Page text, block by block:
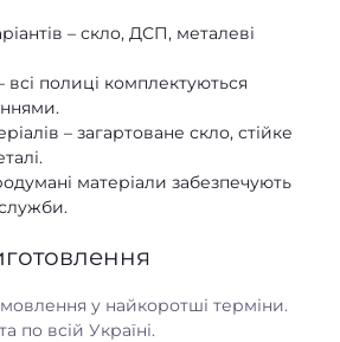
– скло, ДСП, металеві
полиці комплектуються
– загартоване скло, стійке
матеріали забезпечують
у найкоротші терміни.
по всій Україні.